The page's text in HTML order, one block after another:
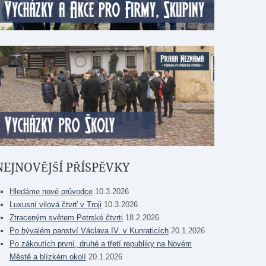
PŘÍSPĚVKY
Hledáme nové průvodce 10.3.2026
Luxusní vilová čtvrť v Troji 10.3.2026
Ztraceným světem Petrské čtvrti 18.2.2026
Po bývalém panství Václava IV. v Kunraticích 20.1.2026
Po zákoutích první, druhé a třetí republiky na Novém
Městě a blízkém okolí 20.1.2026